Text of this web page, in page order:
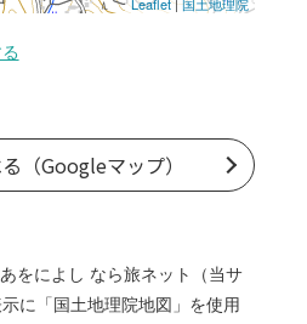
（Googleマップ）
をによし なら旅ネット（当サ
に「国土地理院地図」を使用